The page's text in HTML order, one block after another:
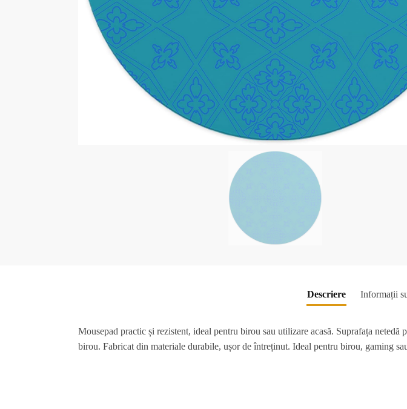
Descriere Informații
Mousepad practic și rezistent, ideal pentru birou sau utilizare acasă. Suprafața
birou. Fabricat din materiale durabile, ușor de întreținut. Ideal pentru birou, gaming